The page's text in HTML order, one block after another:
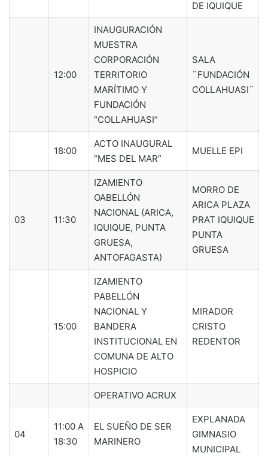
DE IQUIQUE
12:00
INAUGURACIÓN
MUESTRA
CORPORACIÓN
TERRITORIO
MARÍTIMO Y
FUNDACIÓN
“COLLAHUASI”
SALA
¨FUNDACIÓN
COLLAHUASI¨
18:00
ACTO INAUGURAL
“MES DEL MAR”
MUELLE EPI
03 11:30
IZAMIENTO
OABELLÓN
NACIONAL (ARICA,
IQUIQUE, PUNTA
GRUESA,
ANTOFAGASTA)
MORRO DE
ARICA PLAZA
PRAT IQUIQUE
PUNTA
GRUESA
15:00
IZAMIENTO
PABELLÓN
NACIONAL Y
BANDERA
INSTITUCIONAL EN
COMUNA DE ALTO
HOSPICIO
MIRADOR
CRISTO
REDENTOR
OPERATIVO ACRUX
04
11:00 A
18:30
EL SUEÑO DE SER
MARINERO
EXPLANADA
GIMNASIO
MUNICIPAL